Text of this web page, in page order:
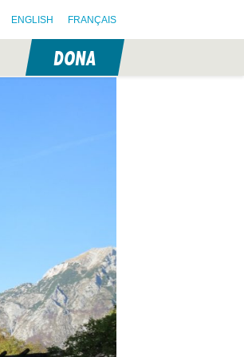
ENGLISH FRANÇAIS
DONA